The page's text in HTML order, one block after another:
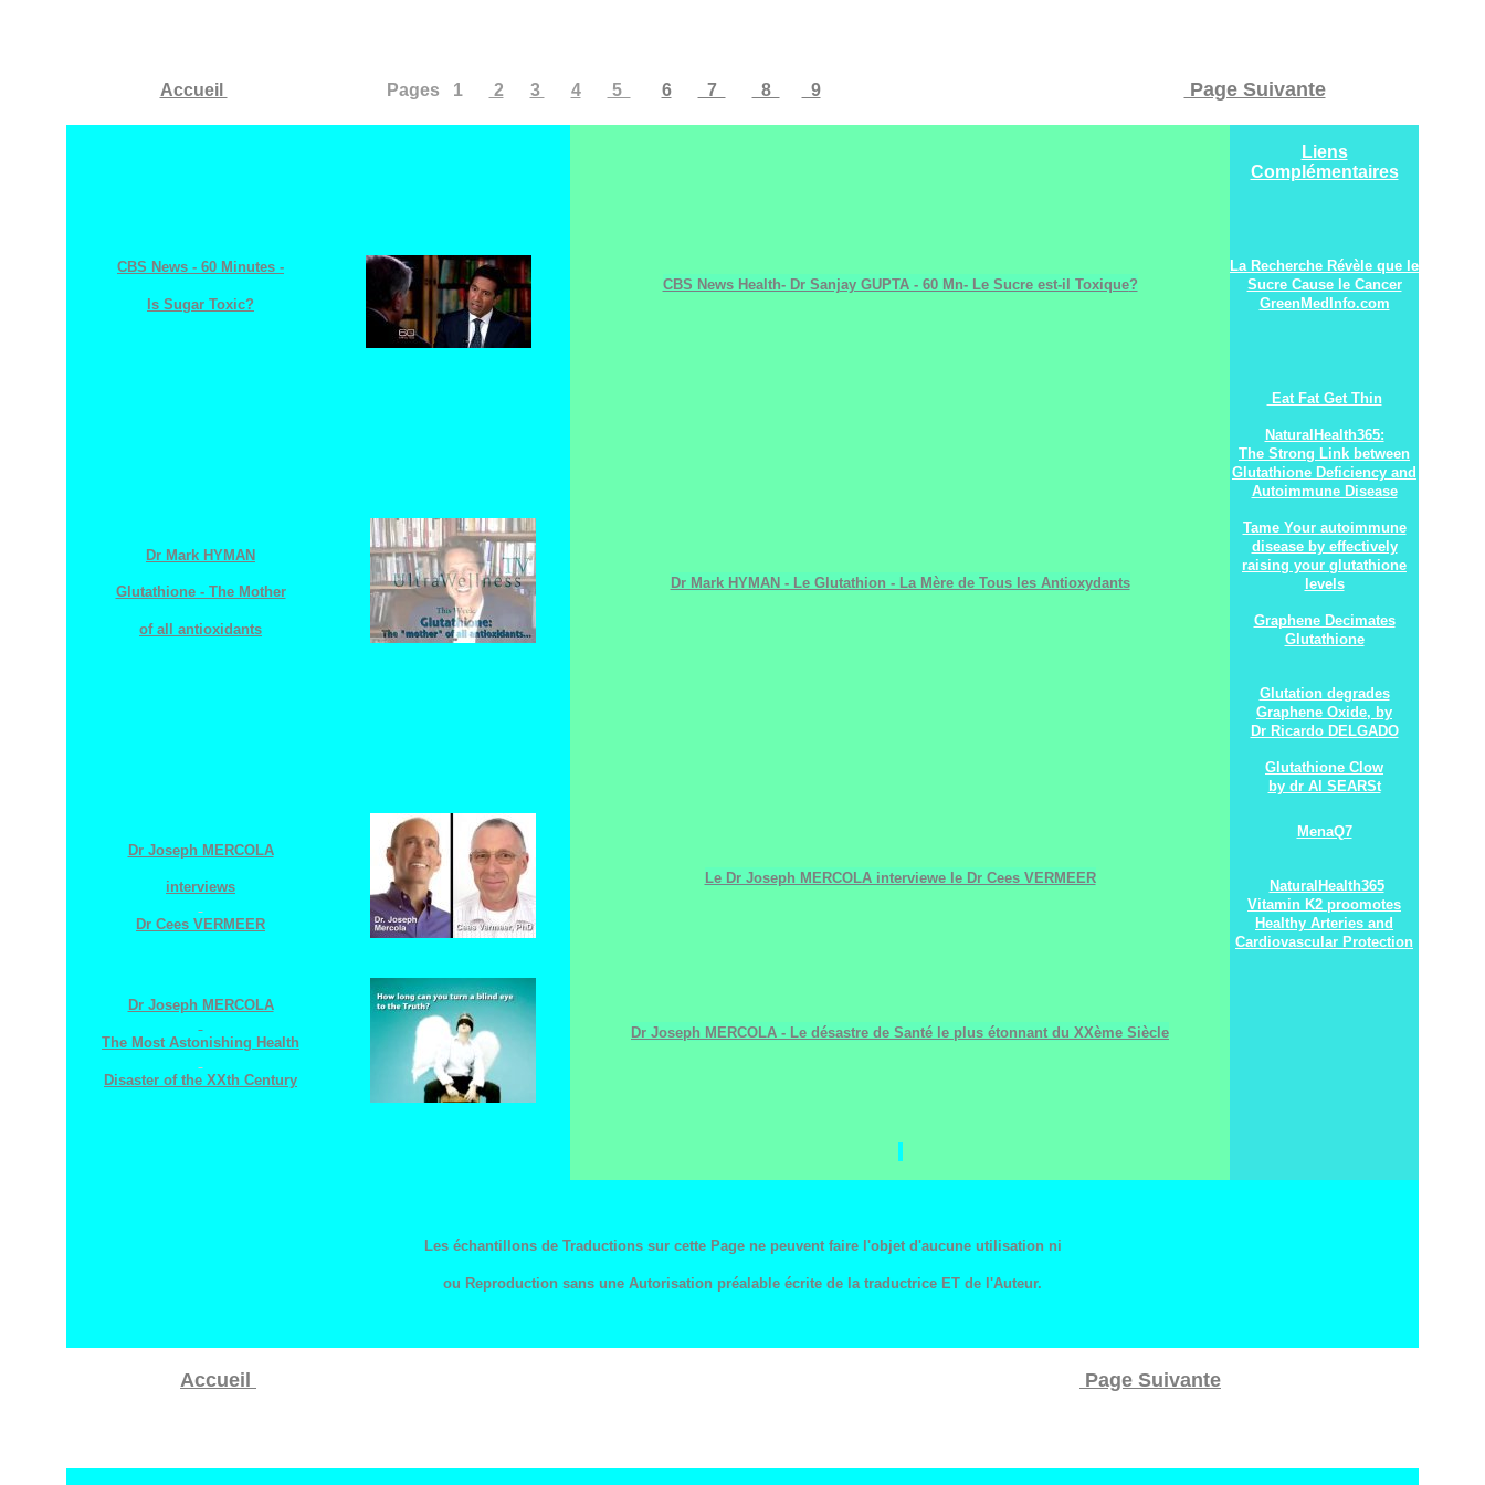
Accueil Pages 1 2 3 4 5 6 7 8 9 Page Suivante
Liens
Complémentaires
CBS News - 60 Minutes -
Is Sugar Toxic?
CBS News Health- Dr Sanjay GUPTA - 60 Mn- Le Sucre est-il Toxique?
La Recherche Révèle que le
Sucre Cause le Cancer
GreenMedInfo.com
Dr Mark HYMAN
Glutathione - The Mother
of all antioxidants
Dr Mark HYMAN - Le Glutathion - La Mère de Tous les Antioxydants
Eat Fat Get Thin
NaturalHealth365:
The Strong Link between
Glutathione Deficiency and
Autoimmune Disease
Tame Your autoimmune
disease by effectively
raising your glutathione
levels
Graphene Decimates
Glutathione
Glutation degrades
Graphene Oxide, by
Dr Ricardo DELGADO
Glutathione Clow
by dr Al SEARSt
Dr Joseph MERCOLA
interviews
Dr Cees VERMEER
Le Dr Joseph MERCOLA interviewe le Dr Cees VERMEER
MenaQ7
NaturalHealth365
Vitamin K2 proomotes
Healthy Arteries and
Cardiovascular Protection
Dr Joseph MERCOLA
The Most Astonishing Health
Disaster of the XXth Century
Dr Joseph MERCOLA - Le désastre de Santé le plus étonnant du XXème Siècle
Les échantillons de Traductions sur cette Page ne peuvent faire l'objet d'aucune utilisation ni
ou Reproduction sans une Autorisation préalable écrite de la traductrice ET de l'Auteur.
Accueil Page Suivante